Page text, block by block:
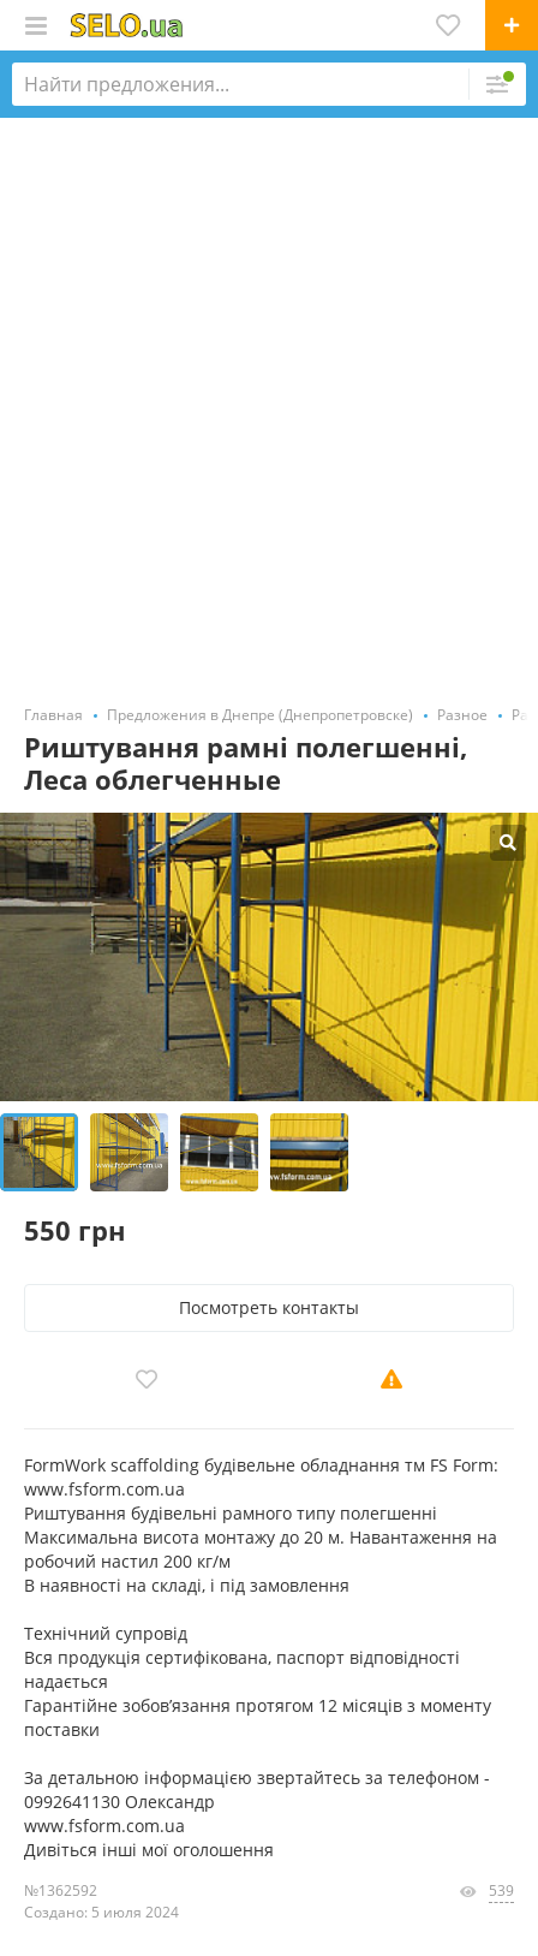
Главная Предложения в Днепре (Днепропетровске) Разное
Риштування рамні полегшенні,
Леса облегченные
550 грн
Посмотреть контакты
FormWork scaffolding будівельне обладнання тм FS Form:
www.fsform.com.ua
Риштування будівельні рамного типу полегшенні
Максимальна висота монтажу до 20 м. Навантаження на
робочий настил 200 кг/м
В наявності на складі, і під замовлення
Технічний супровід
Вся продукція сертифікована, паспорт відповідності
надається
Гарантійне зобов’язання протягом 12 місяців з моменту
поставки
За детальною інформацією звертайтесь за телефоном -
0992641130 Олександр
www.fsform.com.ua
Дивіться інші мої оголошення
№1362592
Создано: 5 июля 2024
539